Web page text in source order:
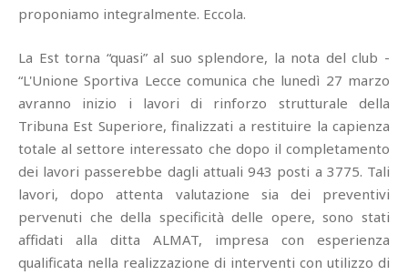
proponiamo integralmente. Eccola.
La Est torna “quasi” al suo splendore, la nota del club -
“L'Unione Sportiva Lecce comunica che lunedì 27 marzo
avranno inizio i lavori di rinforzo strutturale della
Tribuna Est Superiore, finalizzati a restituire la capienza
totale al settore interessato che dopo il completamento
dei lavori passerebbe dagli attuali 943 posti a 3775. Tali
lavori, dopo attenta valutazione sia dei preventivi
pervenuti che della specificità delle opere, sono stati
affidati alla ditta ALMAT, impresa con esperienza
qualificata nella realizzazione di interventi con utilizzo di